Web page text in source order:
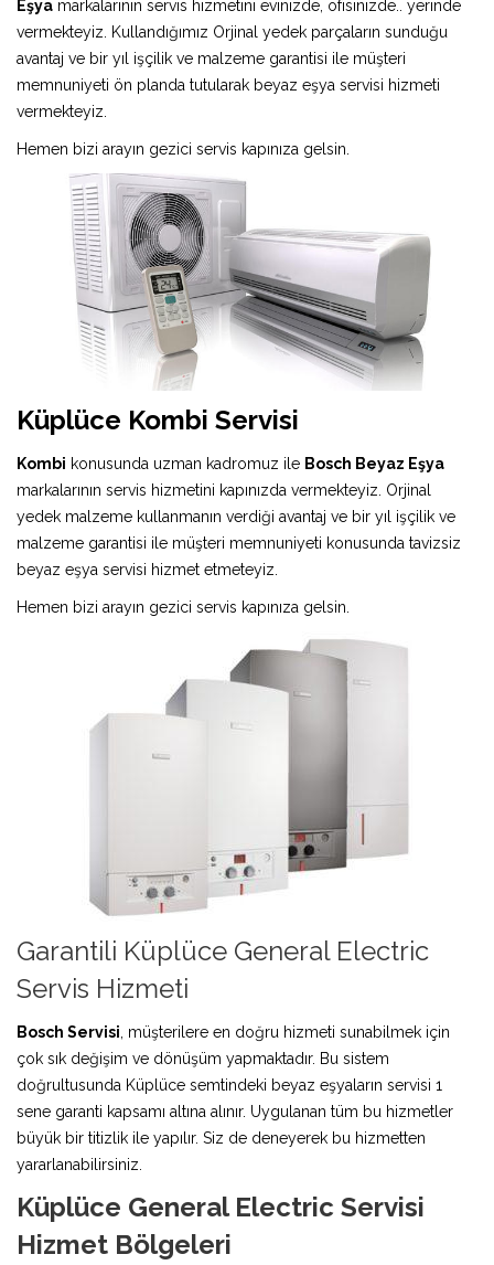
Eşya markalarının servis hizmetini evinizde, ofisinizde.. yerinde
vermekteyiz. Kullandığımız Orjinal yedek parçaların sunduğu
avantaj ve bir yıl işçilik ve malzeme garantisi ile müşteri
memnuniyeti ön planda tutularak beyaz eşya servisi hizmeti
vermekteyiz.
Hemen bizi arayın gezici servis kapınıza gelsin.
Küplüce Kombi Servisi
Kombi konusunda uzman kadromuz ile Bosch Beyaz Eşya
markalarının servis hizmetini kapınızda vermekteyiz. Orjinal
yedek malzeme kullanmanın verdiği avantaj ve bir yıl işçilik ve
malzeme garantisi ile müşteri memnuniyeti konusunda tavizsiz
beyaz eşya servisi hizmet etmeteyiz.
Hemen bizi arayın gezici servis kapınıza gelsin.
Garantili Küplüce General Electric
Servis Hizmeti
Bosch Servisi , müşterilere en doğru hizmeti sunabilmek için
çok sık değişim ve dönüşüm yapmaktadır. Bu sistem
doğrultusunda Küplüce semtindeki beyaz eşyaların servisi 1
sene garanti kapsamı altına alınır. Uygulanan tüm bu hizmetler
büyük bir titizlik ile yapılır. Siz de deneyerek bu hizmetten
yararlanabilirsiniz.
Küplüce General Electric Servisi
Hizmet Bölgeleri